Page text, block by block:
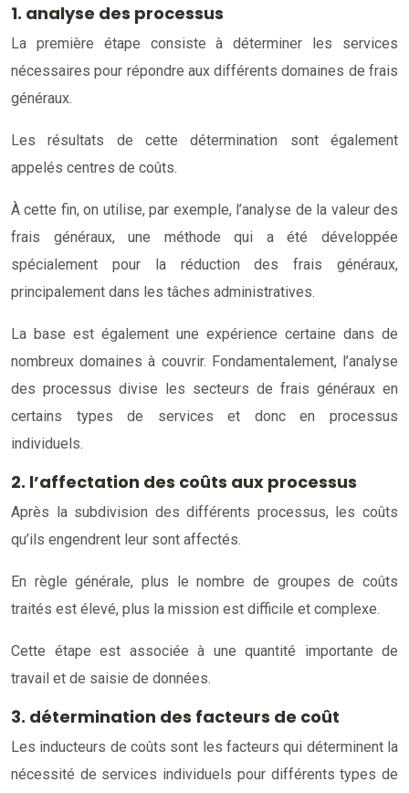
1. analyse des processus
La première étape consiste à déterminer les services
nécessaires pour répondre aux différents domaines de frais
généraux.
Les résultats de cette détermination sont également
appelés centres de coûts.
À cette fin, on utilise, par exemple, l’analyse de la valeur des
frais généraux, une méthode qui a été développée
spécialement pour la réduction des frais généraux,
principalement dans les tâches administratives.
La base est également une expérience certaine dans de
nombreux domaines à couvrir. Fondamentalement, l’analyse
des processus divise les secteurs de frais généraux en
certains types de services et donc en processus
individuels.
2. l’affectation des coûts aux processus
Après la subdivision des différents processus, les coûts
qu’ils engendrent leur sont affectés.
En règle générale, plus le nombre de groupes de coûts
traités est élevé, plus la mission est difficile et complexe.
Cette étape est associée à une quantité importante de
travail et de saisie de données.
3. détermination des facteurs de coût
Les inducteurs de coûts sont les facteurs qui déterminent la
nécessité de services individuels pour différents types de